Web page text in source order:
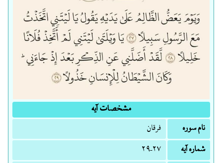
مشخصات آیه
نام سوره
فرقان
شماره آیه
۲۷–۲۹